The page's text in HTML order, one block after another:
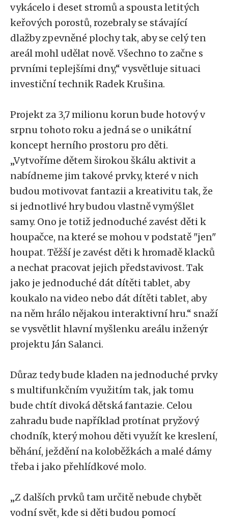
vykácelo i deset stromů a spousta letitých
keřových porostů, rozebraly se stávající
dlažby zpevněné plochy tak, aby se celý ten
areál mohl udělat nově. Všechno to začne s
prvními teplejšími dny,“ vysvětluje situaci
investiční technik Radek Krušina.
Projekt za 3,7 milionu korun bude hotový v
srpnu tohoto roku a jedná se o unikátní
koncept herního prostoru pro děti.
„Vytvoříme dětem širokou škálu aktivit a
nabídneme jim takové prvky, které v nich
budou motivovat fantazii a kreativitu tak, že
si jednotlivé hry budou vlastně vymýšlet
samy. Ono je totiž jednoduché zavést děti k
houpačce, na které se mohou v podstatě "jen"
houpat. Těžší je zavést děti k hromadě klacků
a nechat pracovat jejich představivost. Tak
jako je jednoduché dát dítěti tablet, aby
koukalo na video nebo dát dítěti tablet, aby
na něm hrálo nějakou interaktivní hru.“ snaží
se vysvětlit hlavní myšlenku areálu inženýr
projektu Ján Salanci.
Důraz tedy bude kladen na jednoduché prvky
s multifunkčním využitím tak, jak tomu
bude chtít divoká dětská fantazie. Celou
zahradu bude například protínat pryžový
chodník, který mohou děti využít ke kreslení,
běhání, ježdění na koloběžkách a malé dámy
třeba i jako přehlídkové molo.
„Z dalších prvků tam určitě nebude chybět
vodní svět, kde si děti budou pomocí